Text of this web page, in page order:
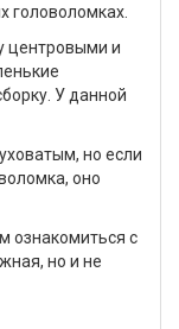
головоломках.
центровыми и
У данной
но если
оно
ознакомиться с
но и не